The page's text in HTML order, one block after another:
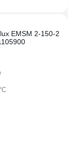
EMSM 2-150-2